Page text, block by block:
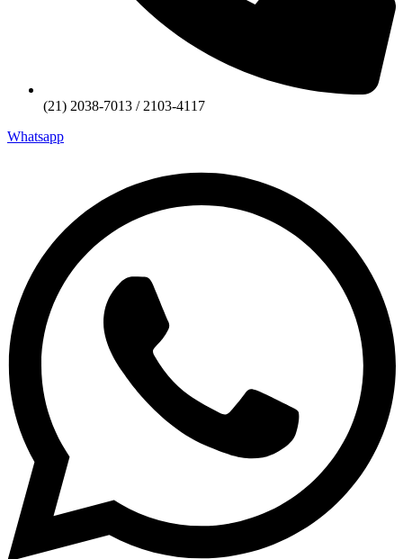
(21) 2038-7013 / 2103-4117
Whatsapp